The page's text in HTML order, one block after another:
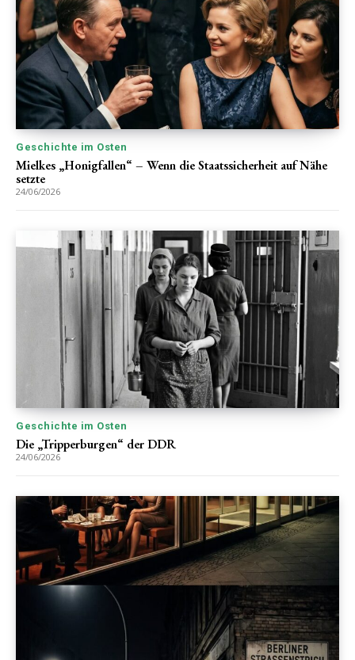
Geschichte im Osten
Mielkes „Honigfallen“ – Wenn die Staatssicherheit auf Nähe
setzte
24/06/2026
Geschichte im Osten
Die „Tripperburgen“ der DDR
24/06/2026